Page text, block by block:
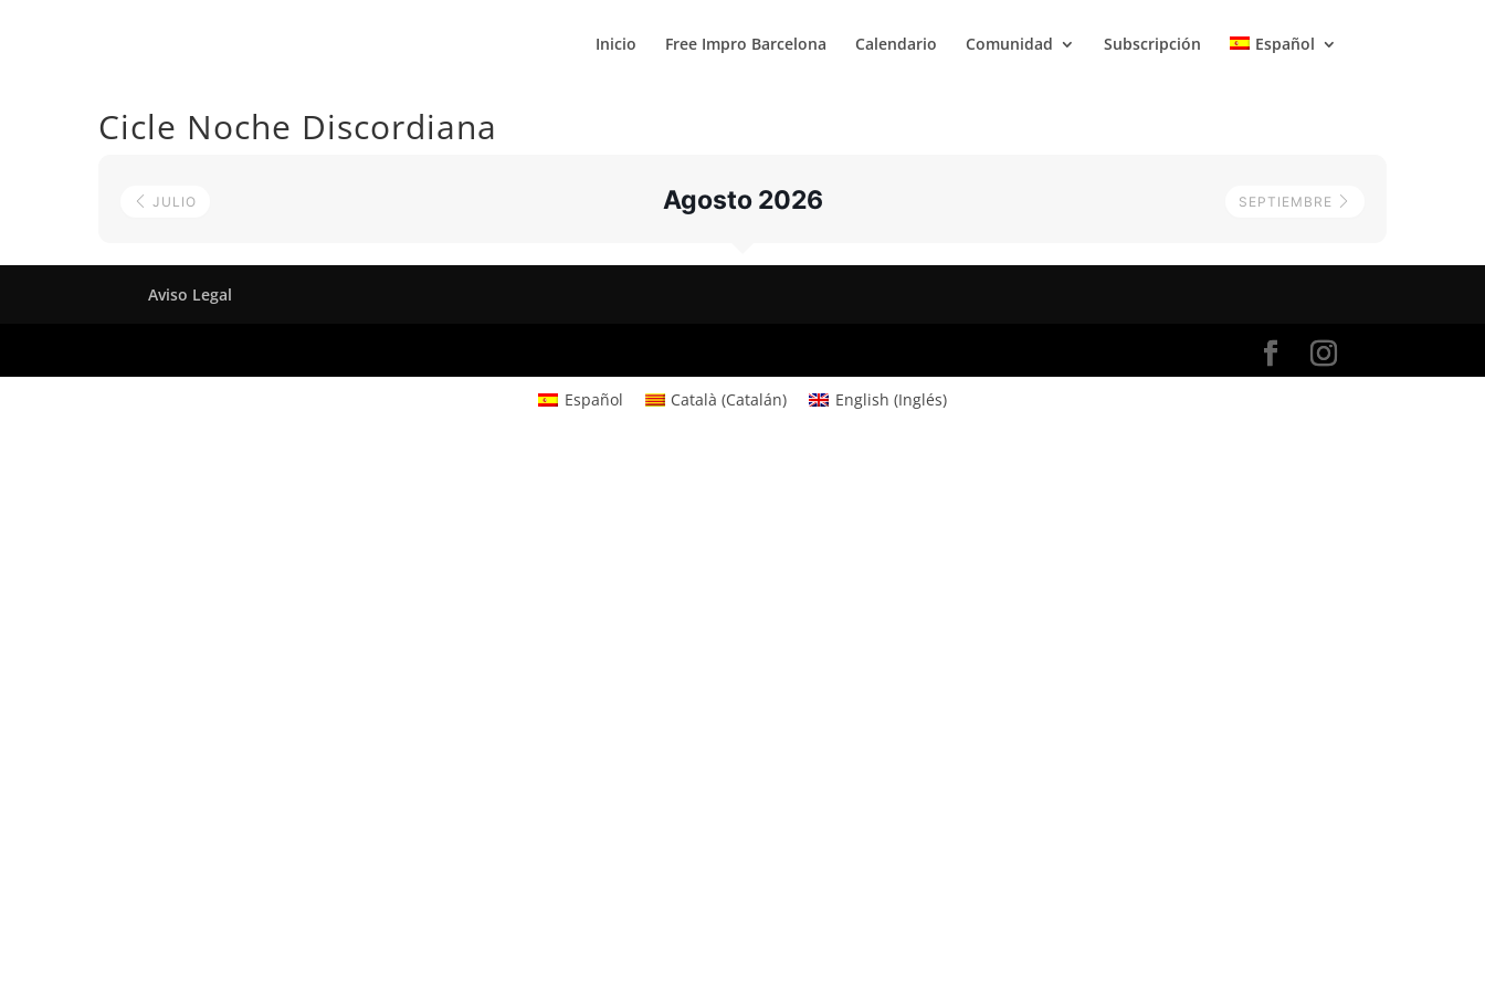
Inicio Free Impro Barcelona Calendario Comunidad Subscripción Español
Cicle Noche Discordiana
JULIO Agosto 2026 SEPTIEMBRE
Aviso Legal
Español Català (Catalán) English (Inglés)